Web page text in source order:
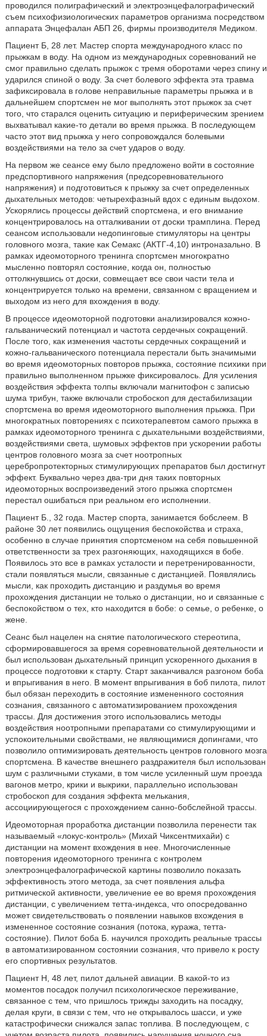
проводился полиграфический и электроэнцефалографический
съем психофизиологических параметров организма посредством
аппарата Энцефалан АБП 26, фирмы производителя Медиком.
Пациент Б, 28 лет. Мастер спорта международного класс по
прыжкам в воду. На одном из международных соревнований не
смог правильно сделать прыжок с тремя оборотами через спину и
ударился спиной о воду. За счет болевого эффекта эта травма
зафиксировала в голове неправильные параметры прыжка и в
дальнейшем спортсмен не мог выполнять этот прыжок за счет
того, что старался оценить ситуацию и периферическим зрением
выхватывал какие-то детали во время прыжка. В последующем
часто этот вид прыжка у него сопровождался болевыми
воздействиями на тело за счет ударов о воду.
На первом же сеансе ему было предложено войти в состояние
предспортивного напряжения (предсоревновательного
напряжения) и подготовиться к прыжку за счет определенных
дыхательных методов: четырехфазный вдох с единым выдохом.
Ускорялись процессы действий спортсмена, и его внимание
концентрировалось на отталкивании от доски трамплина. Перед
сеансом использовали недопинговые стимуляторы на центры
головного мозга, такие как Семакс (АКТГ-4,10) интроназально. В
рамках идеомоторного тренинга спортсмен многократно
мысленно повторял состояние, когда он, полностью
оттолкнувшись от доски, совмещает все свои части тела и
концентрируется только на времени, связанном с вращением и
выходом из него для вхождения в воду.
В процессе идеомоторной подготовки анализировался кожно-
гальванический потенциал и частота сердечных сокращений.
После того, как изменения частоты сердечных сокращений и
кожно-гальванического потенциала перестали быть значимыми
во время идеомоторных повторов прыжка, состояние психики при
правильно выполненном прыжке фиксировалось. Для усиления
воздействия эффекта толпы включали магнитофон с записью
шума трибун, также включали стробоскоп для дестабилизации
спортсмена во время идеомоторного выполнения прыжка. При
многократных повторениях с психотерапевтом самого прыжка в
рамках идеомоторного тренинга с дыхательными воздействиями,
воздействиями света, шумовых эффектов при ускорении работы
центров головного мозга за счет ноотропных
церебропротекторных стимулирующих препаратов был достигнут
эффект. Буквально через два-три дня таких повторных
идеомоторных воспроизведений этого прыжка спортсмен
перестал ошибаться при реальном его исполнении.
Пациент Б., 32 года. Мастер спорта, занимается бобслеем. В
районе 30 лет появились ощущения беспокойства и страха,
особенно в случае принятия спортсменом на себя повышенной
ответственности за трех разгоняющих, находящихся в бобе.
Появилось это все в рамках усталости и перетренированности,
стали появляться мысли, связанные с дистанцией. Появлялись
мысли, как проходить дистанцию и раздумья во время
прохождения дистанции не только о дистанции, но и связанные с
беспокойством о тех, кто находится в бобе: о семье, о ребенке, о
жене.
Сеанс был нацелен на снятие патологического стереотипа,
сформировавшегося за время соревновательной деятельности и
был использован дыхательный принцип ускоренного дыхания в
процессе подготовки к старту. Старт заканчивался разгоном боба
и впрыгивания в него. В момент впрыгивания в боб пилота, пилот
был обязан переходить в состояние измененного состояния
сознания, связанного с автоматизированием прохождения
трассы. Для достижения этого использовались методы
воздействия ноотропными препаратами со стимулирующими и
успокоительными свойствами, не являющимися допингами, что
позволило оптимизировать деятельность центров головного мозга
спортсмена. В качестве внешнего раздражителя был использован
шум с различными стуками, в том числе усиленный шум проезда
вагонов метро, крики и выкрики, параллельно использован
стробоскоп для создания эффекта мелькания,
ассоциирующегося с прохождением санно-бобслейной трассы.
Идеомоторная проработка дистанции позволила перенести так
называемый «локус-контроль» (Михай Чиксентмихайи) с
дистанции на момент вхождения в нее. Многочисленные
повторения идеомоторного тренинга с контролем
электроэнцефалографической картины позволило показать
эффективность этого метода, за счет появления альфа
ритмической активности, увеличение ее во время прохождения
дистанции, с увеличением тетта-индекса, что опосредованно
может свидетельствовать о появлении навыков вхождения в
измененное состояние сознания (потока, куража, тетта-
состояние). Пилот боба Б. научился проходить реальные трассы
в автоматизированном состоянии сознания, что привело к росту
его спортивных результатов.
Пациент Н, 48 лет, пилот дальней авиации. В какой-то из
моментов посадок получил психологическое переживание,
связанное с тем, что пришлось трижды заходить на посадку,
делая круги, в связи с тем, что не открывалось шасси, и уже
катастрофически снижался запас топлива. В последующем, с